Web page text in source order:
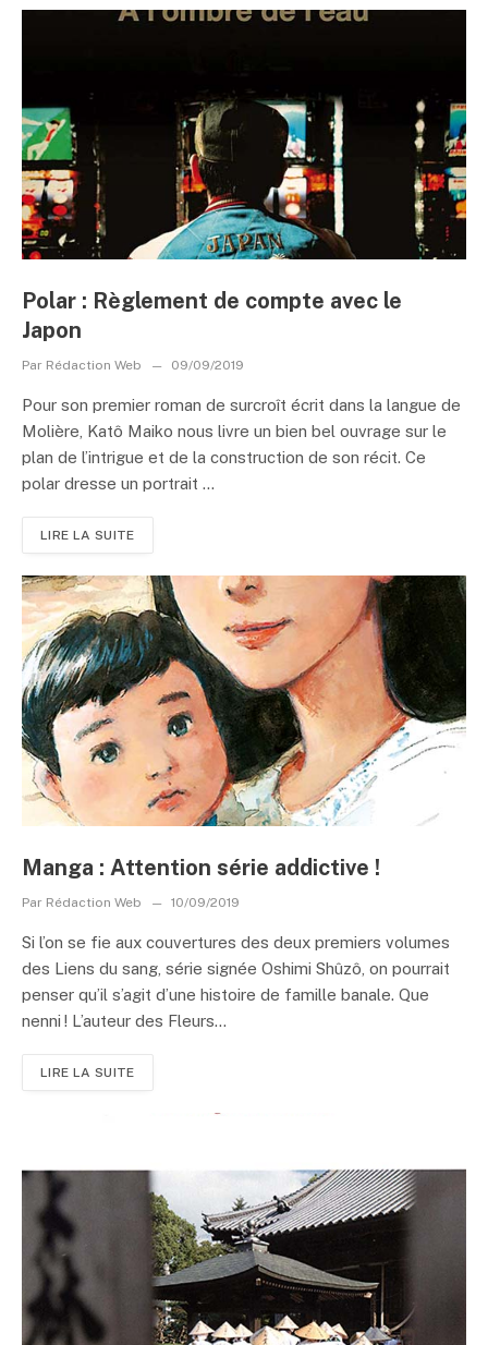
Polar : Règlement de compte avec le
Japon
Par Rédaction Web 09/09/2019
Pour son premier roman de surcroît écrit dans la langue de
Molière, Katô Maiko nous livre un bien bel ouvrage sur le
plan de l’intrigue et de la construction de son récit. Ce
polar dresse un portrait ...
LIRE LA SUITE
Manga : Attention série addictive !
Par Rédaction Web 10/09/2019
Si l’on se fie aux couvertures des deux premiers volumes
des Liens du sang, série signée Oshimi Shûzô, on pourrait
penser qu’il s’agit d’une histoire de famille banale. Que
nenni ! L’auteur des Fleurs...
LIRE LA SUITE